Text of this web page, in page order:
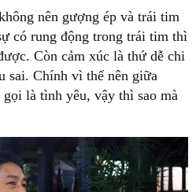
nên gượng ép và trái tim
có rung động trong trái tim thì
Còn cảm xúc là thứ dễ chi
sai. Chính vì thế nên giữa
là tình yêu, vậy thì sao mà